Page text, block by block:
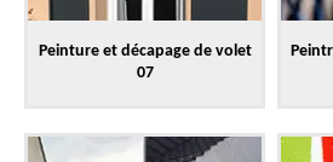
Peinture et décapage de volet
07